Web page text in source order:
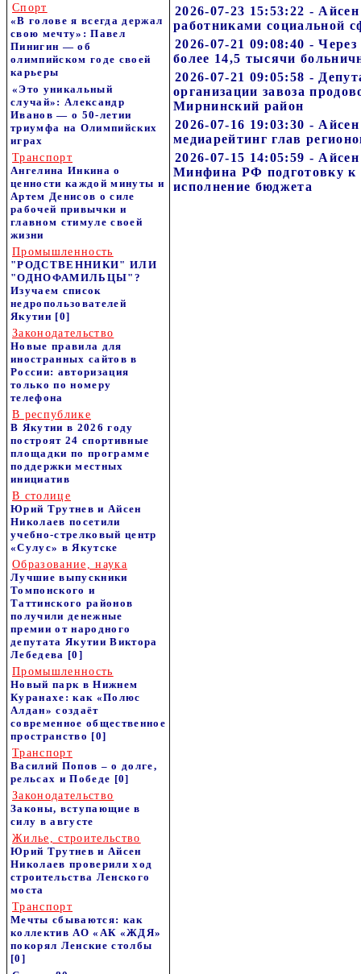
Спорт
«В голове я всегда держал
свою мечту»: Павел
Пинигин — об
олимпийском годе своей
карьеры
«Это уникальный
случай»: Александр
Иванов — о 50-летии
триумфа на Олимпийских
играх
Транспорт
Ангелина Инкина о
ценности каждой минуты и
Артем Денисов о силе
рабочей привычки и
главном стимуле своей
жизни
Промышленность
"РОДСТВЕННИКИ" ИЛИ
"ОДНОФАМИЛЬЦЫ"?
Изучаем список
недропользователей
Якутии [0]
Законодательство
Новые правила для
иностранных сайтов в
России: авторизация
только по номеру
телефона
В республике
В Якутии в 2026 году
построят 24 спортивные
площадки по программе
поддержки местных
инициатив
В столице
Юрий Трутнев и Айсен
Николаев посетили
учебно-стрелковый центр
«Сулус» в Якутске
Образование, наука
Лучшие выпускники
Томпонского и
Таттинского районов
получили денежные
премии от народного
депутата Якутии Виктора
Лебедева [0]
Промышленность
Новый парк в Нижнем
Куранахе: как «Полюс
Алдан» создаёт
современное общественное
пространство [0]
Транспорт
Василий Попов – о долге,
рельсах и Победе [0]
Законодательство
Законы, вступающие в
силу в августе
Жилье, строительство
Юрий Трутнев и Айсен
Николаев проверили ход
строительства Ленского
моста
Транспорт
Мечты сбываются: как
коллектив АО «АК «ЖДЯ»
покорял Ленские столбы
[0]
2026-07-23 15:53:22 -
работниками социальной
2026-07-21 09:08:40 -
более 14,5 тысячи
2026-07-21 09:05:58 -
организации завоза
Мирнинский район
2026-07-16 19:03:30 -
медиарейтинг глав
2026-07-15 14:05:59 -
Минфина РФ подготовку к
исполнение бюджета